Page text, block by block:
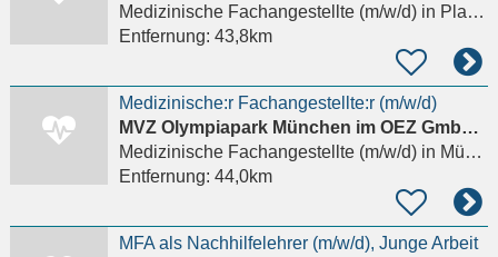
Medizinische Fachangestellte (m/w/d)in Planegg, Martinsried
Entfernung: 43,8km
Medizinische:r Fachangestellte:r (m/w/d)
MVZ Olympiapark München im OEZ GmbH, vertreten durch: Dr. med. Ramin W. Djamali-Leonhard, Dr. med.
Medizinische Fachangestellte (m/w/d)in München, Moosach
Entfernung: 44,0km
MFA als Nachhilfelehrer (m/w/d), Junge Arbeit